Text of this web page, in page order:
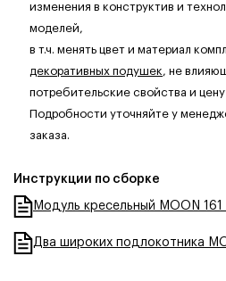
изменения в конструктив и
моделей,
в т.ч. менять цвет и материал
декоративных подушек, не
потребительские свойства и цену
Подробности уточняйте у
заказа.
Инструкции по сборке
Модуль кресельный MOON
Два широких подлокотника